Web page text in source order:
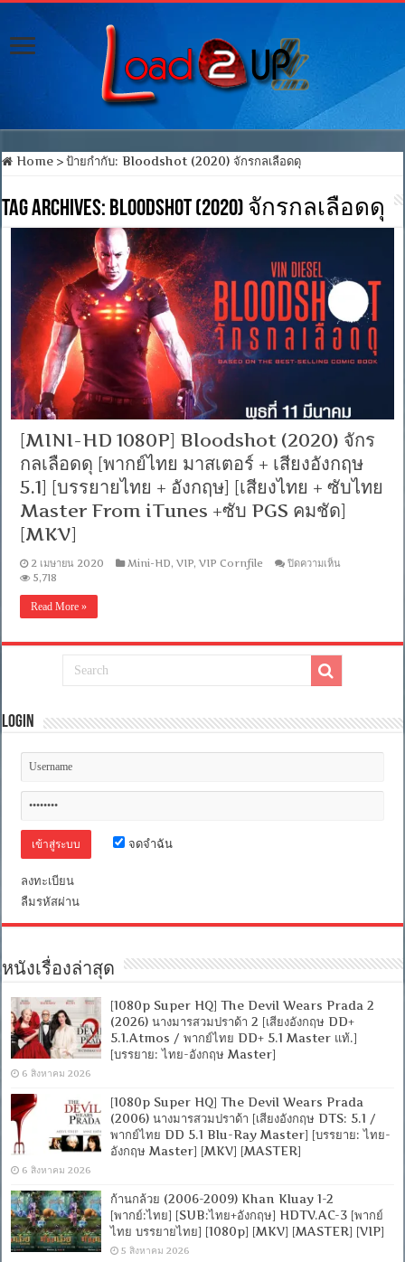
Home > ป้ายกำกับ:Bloodshot (2020) จักรกลเลือดดุ
Tag Archives: Bloodshot (2020) จักรกลเลือดดุ
[MINI-HD 1080P] Bloodshot (2020) จักร
กลเลือดดุ [พากย์ไทย มาสเตอร์ + เสียงอังกฤษ
5.1] [บรรยายไทย + อังกฤษ] [เสียงไทย + ซับไทย
Master From iTunes +ซับ PGS คมชัด]
[MKV]
2 เมษายน 2020 Mini-HD,VIP,VIP Cornfile ปิดความเห็น
จักร
กล
ดุ
ไทย
+
From
PGS
คม
ชัด]
5,718
Read More »
Login
จดจำฉัน
ลงทะเบียน
ลืมรหัสผ่าน
หนังเรื่องล่าสุด
[1080p Super HQ] The Devil Wears Prada 2
(2026) นางมารสวมปราด้า 2 [เสียงอังกฤษ DD+
5.1.Atmos / พากย์ไทย DD+ 5.1 Master แท้.]
[บรรยาย: ไทย-อังกฤษ Master]
6 สิงหาคม 2026
[1080p Super HQ] The Devil Wears Prada
(2006) นางมารสวมปราด้า [เสียงอังกฤษ DTS: 5.1 /
พากย์ไทย DD 5.1 Blu-Ray Master] [บรรยาย: ไทย-
อังกฤษ Master] [MKV] [MASTER]
6 สิงหาคม 2026
ก้านกล้วย (2006-2009) Khan Kluay 1-2
[พากย์:ไทย] [SUB:ไทย+อังกฤษ] HDTV.AC-3 [พากย์
ไทย บรรยายไทย] [1080p] [MKV] [MASTER] [VIP]
5 สิงหาคม 2026